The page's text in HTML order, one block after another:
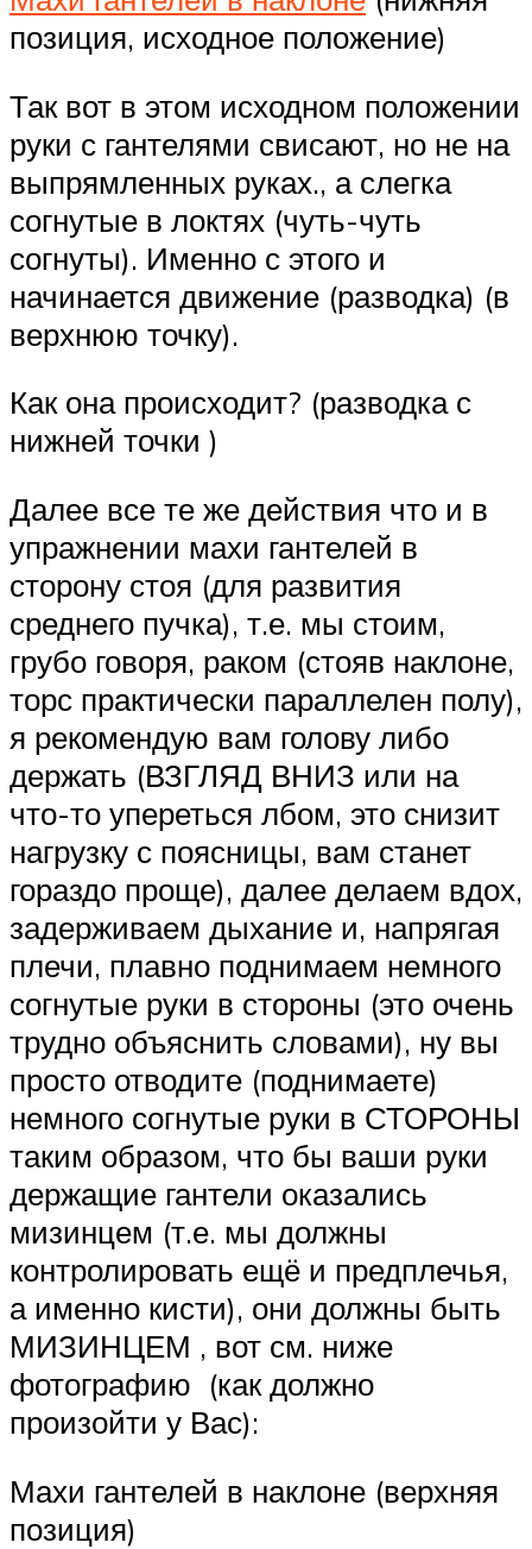
позиция, исходное положение)
Так вот в этом исходном положении
руки с гантелями свисают, но не на
выпрямленных руках., а слегка
согнутые в локтях (чуть-чуть
согнуты). Именно с этого и
начинается движение (разводка) (в
верхнюю точку).
Как она происходит? (разводка с
нижней точки )
Далее все те же действия что и в
упражнении махи гантелей в
сторону стоя (для развития
среднего пучка), т.е. мы стоим,
грубо говоря, раком (стояв наклоне,
торс практически параллелен полу),
я рекомендую вам голову либо
держать (ВЗГЛЯД ВНИЗ или на
что-то упереться лбом, это снизит
нагрузку с поясницы, вам станет
гораздо проще), далее делаем вдох,
задерживаем дыхание и, напрягая
плечи, плавно поднимаем немного
согнутые руки в стороны (это очень
трудно объяснить словами), ну вы
просто отводите (поднимаете)
немного согнутые руки в СТОРОНЫ
таким образом, что бы ваши руки
держащие гантели оказались
мизинцем (т.е. мы должны
контролировать ещё и предплечья,
а именно кисти), они должны быть
МИЗИНЦЕМ , вот см. ниже
фотографию (как должно
произойти у Вас):
Махи гантелей в наклоне (верхняя
позиция)